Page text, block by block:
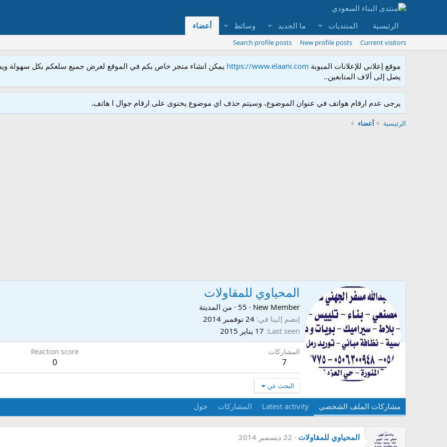
الرئيسية المنتديات ما الجديد وسائط أعضاء
Current visitors
New profile posts
Search profile posts
موقع إعلاني للإعلانات المبوبة https://www.elaani.com يمكن انشاء متجر خاص بكم في الموقع لعرض جميع سلعكم بكل سهولة
يصل إلى ألاف المتابعين..
يرجى عدم ارقام هواتف في عنوان الموضوع، وسيتم حذف اي موضوع يحتوى على ارقام جوال ا هاتف.
الرئيسية أعضاء
المحياوي للمقاولات
New Member
·
· من المدينة
إنضم إلينا في 24 نوفمبر 2014
Last seen 17 يناير 2015
المشاركات
7
Reaction score
0
البحث عن
مشاركات الملف الشخصي Latest activity المشاركات حول
المحياوي للمقاولات
22 ديسمبر 2014